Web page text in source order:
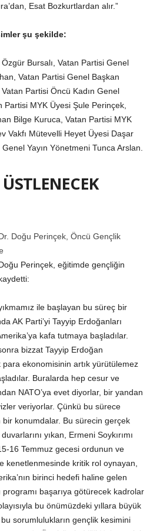
Esat Bozkurtlardan alır.”
şu şekilde:
Bursalı, Vatan Partisi Genel
Vatan Partisi Genel Başkan
Vatan Partisi Öncü Kadın Genel
Partisi MYK Üyesi Şule Perinçek,
Bilge Kuruca, Vatan Partisi MYK
Vakfı Mütevelli Heyet Üyesi Daşar
Yayın Yönetmeni Tunca Arslan.
Doğu Perinçek, Öncü Gençlik
Perinçek, eğitimde gençliğin
ile başlayan bu süreç bir
AK Parti’yi Tayyip Erdoğanları
kafa tutmaya başladılar.
bizzat Tayyip Erdoğan
ekonomisinin artık yürütülemez
Buralarda hep cesur ve
NATO’ya evet diyorlar, bir yandan
veriyorlar. Çünkü bu sürece
konumdalar. Bu sürecin gerçek
yıkan, Ermeni Soykırımı
16 Temmuz gecesi ordunun ve
kenetlenmesinde kritik rol oynayan,
birinci hedefi haline gelen
başarıya götürecek kadrolar
bu önümüzdeki yıllara büyük
sorumlulukların gençlik kesimini